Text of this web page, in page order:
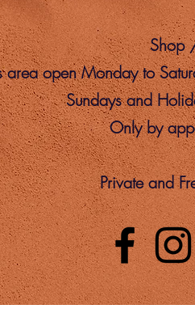
area open Monday to
Sundays and
Only by
Private and